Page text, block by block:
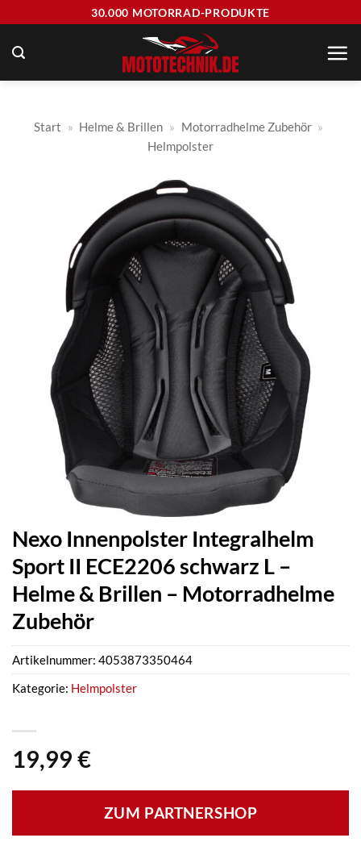
springen
30.000 MOTORRAD-PRODUKTE
Start » Helme & Brillen » Motorradhelme Zubehör »
Helmpolster
Nexo Innenpolster Integralhelm
Sport II ECE2206 schwarz L –
Helme & Brillen – Motorradhelme
Zubehör
19,99 €
ZUM PARTNERSHOP
Artikelnummer: 4053873350464
Kategorie: Helmpolster